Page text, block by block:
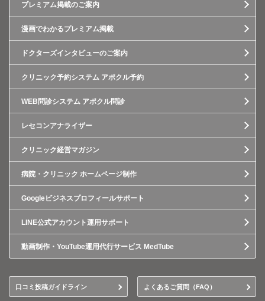
プレミアム掲載のご案内
漫画でわかるプレミアム掲載
ドクターズインタビューのご案内
クリニック予約システム アポクル予約
WEB問診システム アポクル問診
レセコンアナライザー
クリニック経営マガジン
病院・クリニック ホームページ制作
Googleビジネスプロフィールサポート
LINE公式アカウント運用サポート
動画制作・YouTube運用代行サービス MedTube
口コミ投稿ガイドライン よくあるご質問（FAQ）